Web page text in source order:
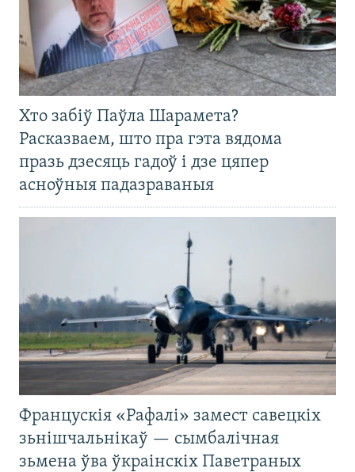
Хто забіў Паўла Шарамета?
Расказваем, што пра гэта вядома
празь дзесяць гадоў і дзе цяпер
асноўныя падазраваныя
Францускія «Рафалі» замест савецкіх
зьнішчальнікаў — сымбалічная
зьмена ўва ўкраінскіх Паветраных